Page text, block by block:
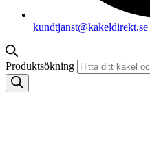
kundtjanst@kakeldirekt.se
Produktsökning